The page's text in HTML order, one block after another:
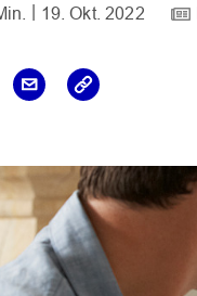
19. Okt. 2022